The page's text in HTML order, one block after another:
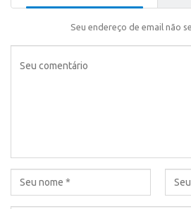
Seu endereço de email não